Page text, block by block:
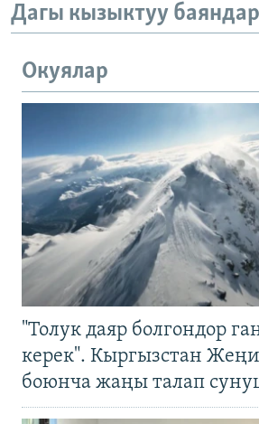
Дагы кызыктуу баяндар
Окуялар
"Толук даяр болгондор
керек". Кыргызстан
боюнча жаңы талап